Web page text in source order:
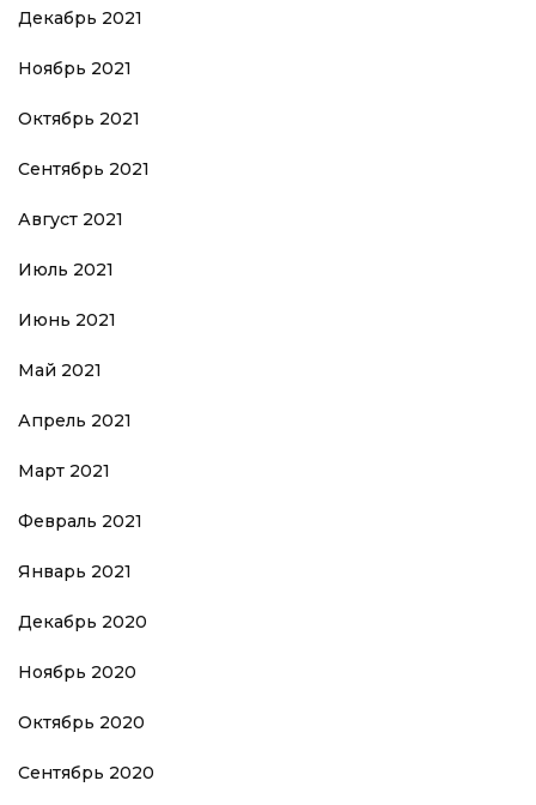
Декабрь 2021
Ноябрь 2021
Октябрь 2021
Сентябрь 2021
Август 2021
Июль 2021
Июнь 2021
Май 2021
Апрель 2021
Март 2021
Февраль 2021
Январь 2021
Декабрь 2020
Ноябрь 2020
Октябрь 2020
Сентябрь 2020